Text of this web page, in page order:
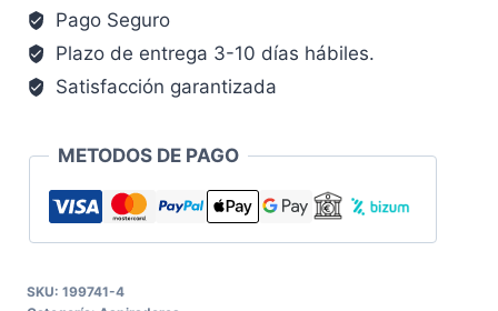
aspirador
cantidad
Pago Seguro
Plazo de entrega 3-10 días hábiles.
Satisfacción garantizada
METODOS DE PAGO
SKU: 199741-4